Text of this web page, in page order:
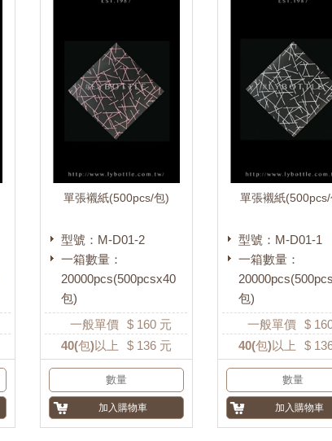
單張襯紙(500pcs/包)
型號：M-D01-2
一箱數量：
20000pcs(500pcsx40
包)
一般單價 $ 160 元
40(包)以上 $ 136 元
單張襯紙(500pcs/
型號：M-D01-1
一箱數量：
包)
一般單價
$
40(包)以上 $